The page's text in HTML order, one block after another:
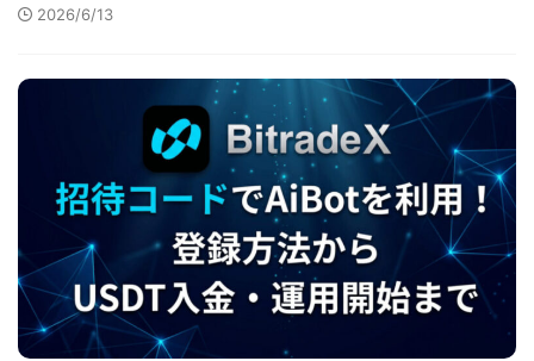
2026/6/13